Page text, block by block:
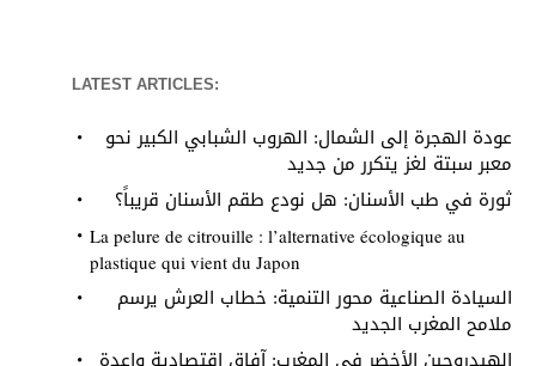
LATEST ARTICLES:
عودة الهجرة إلى الشمال: الهروب الشبابي الكبير نحو
معبر سبتة لغز يتكرر من جديد
ثورة في طب الأسنان: هل نودع طقم الأسنان قريباً؟
La pelure de citrouille : l’alternative écologique au
plastique qui vient du Japon
السيادة الصناعية محور التنمية: خطاب العرش يرسم
ملامح المغرب الجديد